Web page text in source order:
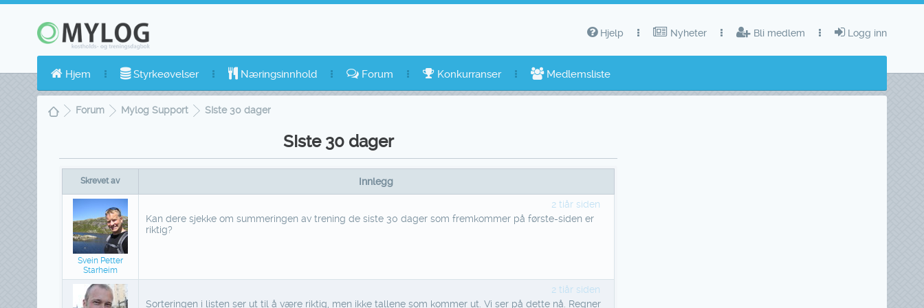
Logg inn
Bli medlem
Nyheter
Hjelp
Hjem Styrkeøvelser Næringsinnhold Forum Konkurranser Medlemsliste
Forum Mylog Support SIste 30 dager
SIste 30 dager
Skrevet av Innlegg
Svein Petter
Starheim
2 tiår siden
Kan dere sjekke om summeringen av trening de siste 30 dager som fremkommer på første-siden er
riktig?
2 tiår siden
Sorteringen i listen ser ut til å være riktig, men ikke tallene som kommer ut. Vi ser på dette nå. Regner